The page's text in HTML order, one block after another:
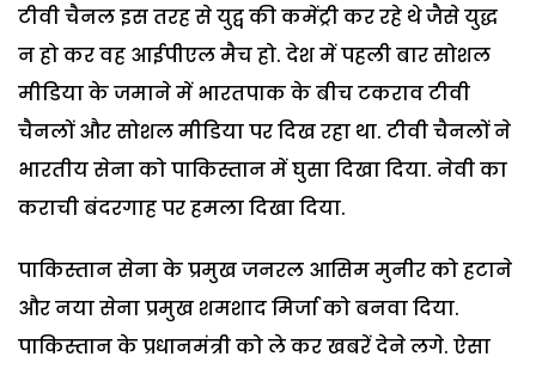
टीवी चैनल इस तरह से युद्व की कमेंट्री कर रहे थे जैसे युद्ध
न हो कर वह आईपीएल मैच हो. देश में पहली बार सोशल
मीडिया के जमाने में भारतपाक के बीच टकराव टीवी
चैनलों और सोशल मीडिया पर दिख रहा था. टीवी चैनलों ने
भारतीय सेना को पाकिस्तान में घुसा दिखा दिया. नेवी का
कराची बंदरगाह पर हमला दिखा दिया.
पाकिस्तान सेना के प्रमुख जनरल आसिम मुनीर को हटाने
और नया सेना प्रमुख शमशाद मिर्जा को बनवा दिया.
पाकिस्तान के प्रधानमंत्री को ले कर खबरें देने लगे. ऐसा